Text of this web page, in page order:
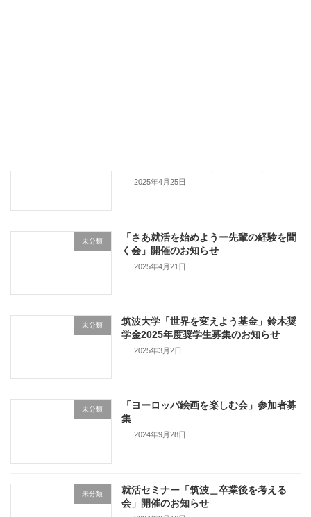
2025年4月25日
未分類
「さあ就活を始めようー先輩の経験を聞
く会」開催のお知らせ
2025年4月21日
未分類
筑波大学「世界を変えよう基金」鈴木奨
学金2025年度奨学生募集のお知らせ
2025年3月2日
未分類
「ヨーロッパ絵画を楽しむ会」参加者募
集
2024年9月28日
未分類
就活セミナー「筑波＿卒業後を考える
会」開催のお知らせ